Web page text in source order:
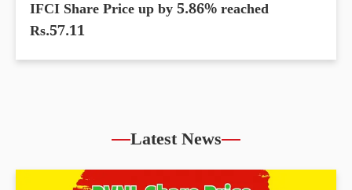
IFCI Share Price up by 5.86% reached
Rs.57.11
Latest News